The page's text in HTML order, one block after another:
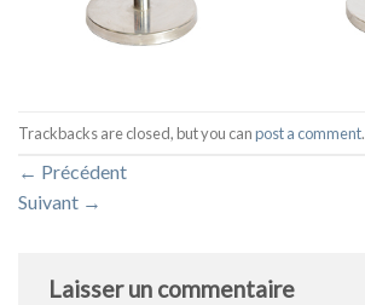
Trackbacks are closed, but you canpost a comment.
← Précédent
Suivant →
Laisser un commentaire